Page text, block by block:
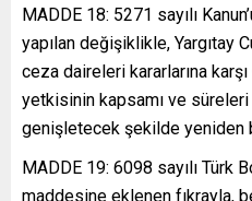
MADDE 18: 5271 sayılı
yapılan değişiklikle, Yargıtay
ceza daireleri kararlarına
yetkisinin kapsamı ve
genişletecek şekilde yeniden
MADDE 19: 6098 sayılı Türk
maddesine eklenen fıkrayla,